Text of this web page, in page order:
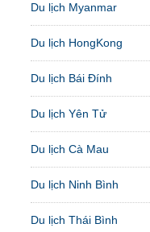
Du lịch Myanmar
Du lịch HongKong
Du lịch Bái Đính
Du lịch Yên Tử
Du lịch Cà Mau
Du lịch Ninh Bình
Du lịch Thái Bình